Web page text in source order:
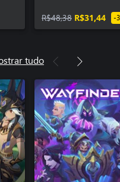
R$48,38 R$31,44 -
tudo